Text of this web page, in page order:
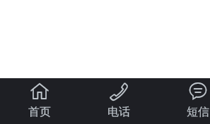

首页

电话

短信